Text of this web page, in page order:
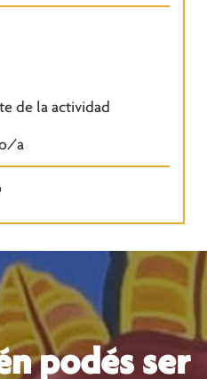
de la actividad
a
podés ser